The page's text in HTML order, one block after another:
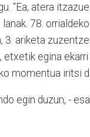
“Ea, atera
78.
3. ariketa
etxetik egina
momentua iritsi
egin duzun, -